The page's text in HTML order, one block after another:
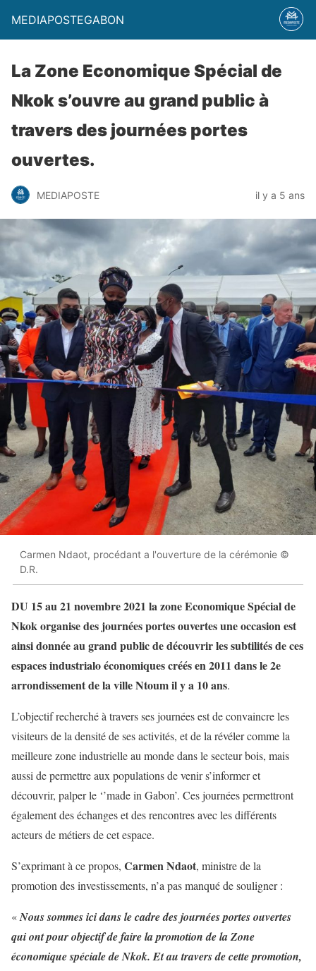
MEDIAPOSTEGABON
La Zone Economique Spécial de
Nkok s’ouvre au grand public à
travers des journées portes
ouvertes.
MEDIAPOSTE il y a 5 ans
Carmen Ndaot, procédant a l'ouverture de la cérémonie ©
D.R.
DU 15 au 21 novembre 2021 la zone Economique Spécial de
Nkok organise des journées portes ouvertes une occasion est
ainsi donnée au grand public de découvrir les subtilités de ces
espaces industrialo économiques créés en 2011 dans le 2e
arrondissement de la ville Ntoum il y a 10 ans.
L’objectif recherché à travers ses journées est de convaincre les
visiteurs de la densité de ses activités, et de la révéler comme la
meilleure zone industrielle au monde dans le secteur bois, mais
aussi de permettre aux populations de venir s’informer et
découvrir, palper le ‘’made in Gabon’. Ces journées permettront
également des échanges et des rencontres avec les différents
acteurs de métiers de cet espace.
S’exprimant à ce propos, Carmen Ndaot, ministre de la
promotion des investissements, n’a pas manqué de souligner :
«Nous sommes ici dans le cadre des journées portes ouvertes
qui ont pour objectif de faire la promotion de la Zone
économique spéciale de Nkok. Et au travers de cette promotion,